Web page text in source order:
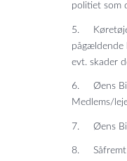
politiet som
5. Køretøjet
pågældende
evt. skader
6. Øens Bil
Medlems/
7. Øens Bil
8. Såfremt